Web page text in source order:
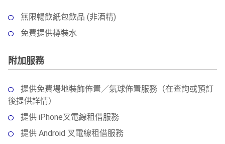
無限暢飲紙包飲品 (非酒精)
免費提供樽裝水
附加服務
提供免費場地裝飾佈置／氣球佈置服務（在查詢或預訂
後提供詳情）
提供 iPhone叉電線租借服務
提供 Android 叉電線租借服務